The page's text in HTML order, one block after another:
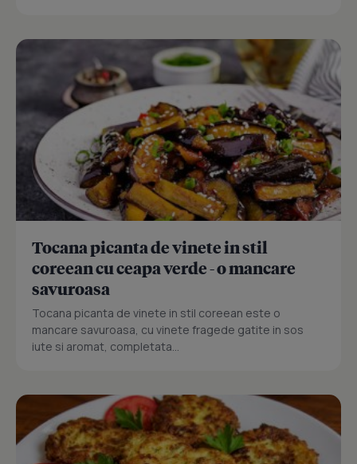
Tocana picanta de vinete in stil
coreean cu ceapa verde - o mancare
savuroasa
Tocana picanta de vinete in stil coreean este o
mancare savuroasa, cu vinete fragede gatite in sos
iute si aromat, completata...